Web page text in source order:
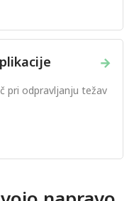
→
pri odpravljanju težav